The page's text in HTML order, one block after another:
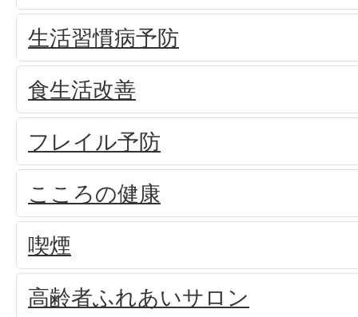
生活習慣病予防
食生活改善
フレイル予防
こころの健康
喫煙
高齢者ふれあいサロン